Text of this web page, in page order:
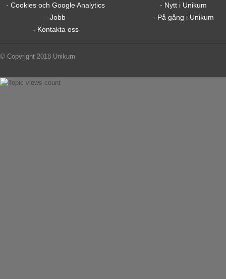
- Cookies och Google Analytics
- Jobb
- Kontakta oss
- Nytt i Unikum
- På gång i Unikum
© Copyright 2018 Unikum